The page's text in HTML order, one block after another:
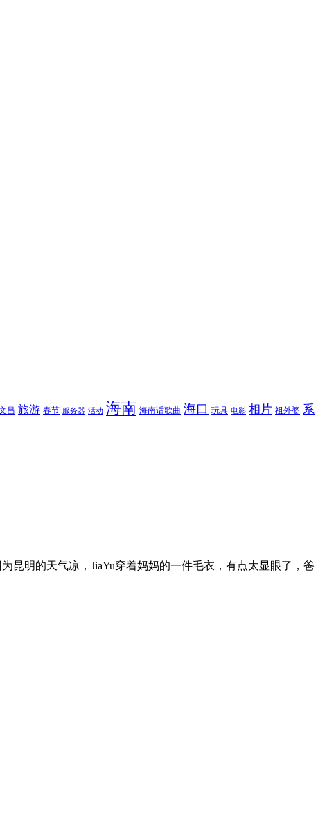
昌 旅游 春节 服务器 活动 海南 海南话歌曲 海口 玩具 电影 相片 祖外婆 系
昆明的天气凉，JiaYu穿着妈妈的一件毛衣，有点太显眼了，爸